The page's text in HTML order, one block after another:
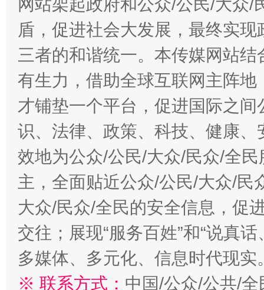
网站架起政府和公众/公民/大众
盾，促进社会大发展，最终实
三者的和谐统一。本传媒网站
有生力，借助全球互联网主阵
才铺垫一个平台，促进国际之
识、法律、政策、科技、健康
效地为公众/公民/大众/民众/全
主，全面贴近公众/公民/大众/民
大众/民众/全民的安全信息，促
交往；展现“服务百姓”和“说真
多媒体、多元化、信息时代现实
※ 联系方式： 中国/公众/公共/